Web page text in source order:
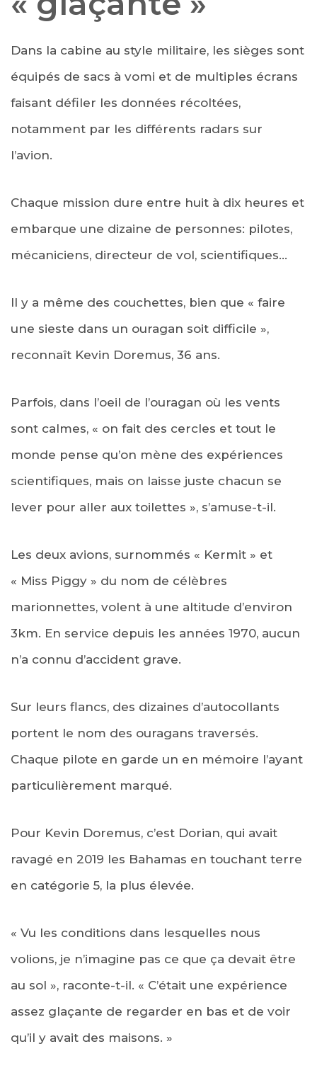
Dans la cabine au style militaire, les sièges sont
équipés de sacs à vomi et de multiples écrans
faisant défiler les données récoltées,
notamment par les différents radars sur
l’avion.
Chaque mission dure entre huit à dix heures et
embarque une dizaine de personnes: pilotes,
mécaniciens, directeur de vol, scientifiques…
Il y a même des couchettes, bien que « faire
une sieste dans un ouragan soit difficile »,
reconnaît Kevin Doremus, 36 ans.
Parfois, dans l’oeil de l’ouragan où les vents
sont calmes, « on fait des cercles et tout le
monde pense qu’on mène des expériences
scientifiques, mais on laisse juste chacun se
lever pour aller aux toilettes », s’amuse-t-il.
Les deux avions, surnommés « Kermit » et
« Miss Piggy » du nom de célèbres
marionnettes, volent à une altitude d’environ
3km. En service depuis les années 1970, aucun
n’a connu d’accident grave.
Sur leurs flancs, des dizaines d’autocollants
portent le nom des ouragans traversés.
Chaque pilote en garde un en mémoire l’ayant
particulièrement marqué.
Pour Kevin Doremus, c’est Dorian, qui avait
ravagé en 2019 les Bahamas en touchant terre
en catégorie 5, la plus élevée.
« Vu les conditions dans lesquelles nous
volions, je n’imagine pas ce que ça devait être
au sol », raconte-t-il. « C’était une expérience
assez glaçante de regarder en bas et de voir
qu’il y avait des maisons. »